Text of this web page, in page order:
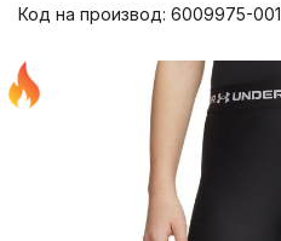
Код на производ: 6009975-001